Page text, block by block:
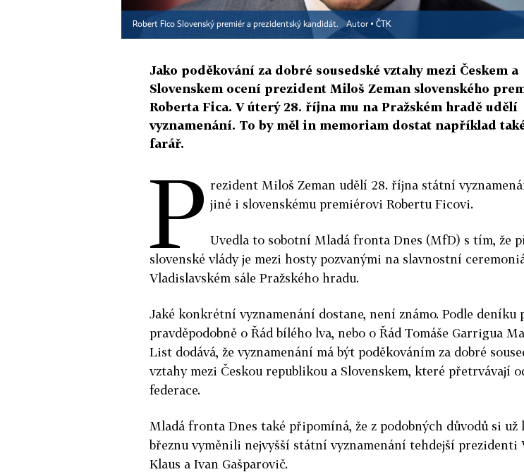
Robert Fico Slovenský premiér a prezidentský kandidát. Autor ▪ ČTK
Jako poděkování za dobré sousedské vztahy mezi Českem a
Slovenskem ocení prezident Miloš Zeman slovenského
Roberta Fica. V úterý 28. října mu na Pražském hradě udělí
vyznamenání. To by měl in memoriam dostat například
farář.
P rezident Miloš Zeman udělí 28. října státní
jiné i slovenskému premiérovi Robertu Ficovi.
Uvedla to sobotní Mladá fronta Dnes (MfD) s tím, že
slovenské vlády je mezi hosty pozvanými na slavnostní
Vladislavském sále Pražského hradu.
Jaké konkrétní vyznamenání dostane, není známo. Podle deníku
pravděpodobně o Řád bílého lva, nebo o Řád Tomáše Garrigua
List dodává, že vyznamenání má být poděkováním za dobré
vztahy mezi Českou republikou a Slovenskem, které přetrvávají
federace.
Mladá fronta Dnes také připomíná, že z podobných důvodů si už
březnu vyměnili nejvyšší státní vyznamenání tehdejší prezidenti
Klaus a Ivan Gašparovič.